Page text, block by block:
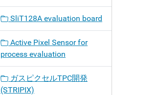
SliT128A evaluation board
Active Pixel Sensor for
process evaluation
ガスピクセルTPC開発
(STRIPIX)